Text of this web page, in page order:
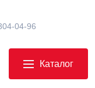
04-96
Каталог